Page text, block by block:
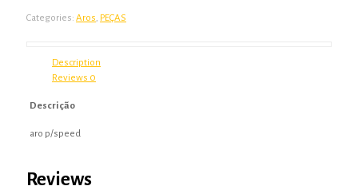
Categories: Aros, PEÇAS
Description
Reviews 0
Descrição
aro p/speed
Reviews